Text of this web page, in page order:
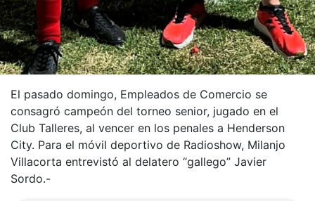
El pasado domingo, Empleados de Comercio se
consagró campeón del torneo senior, jugado en el
Club Talleres, al vencer en los penales a Henderson
City. Para el móvil deportivo de Radioshow, Milanjo
Villacorta entrevistó al delatero “gallego” Javier
Sordo.-